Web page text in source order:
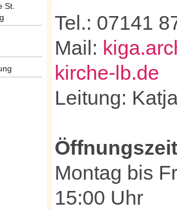
St.
Tel.: 07141
Mail:
kirche-lb.de
Leitung:
Montag bis
15:00 Uhr